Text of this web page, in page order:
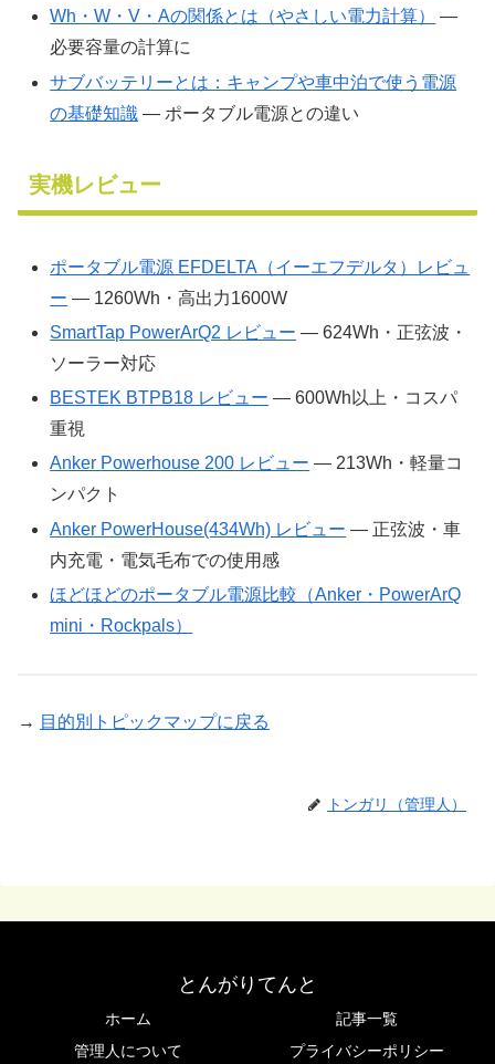
Wh・W・V・Aの関係とは（やさしい電力計算）
―
必要容量の計算に
サブバッテリーとは：キャンプや車中泊で使う電源
の基礎知識 ― ポータブル電源との違い
実機レビュー
ポータブル電源 EFDELTA（イーエフデルタ）レビュ
ー ― 1260Wh・高出力1600W
SmartTap PowerArQ2 レビュー ― 624Wh・正弦波・
ソーラー対応
BESTEK BTPB18 レビュー ― 600Wh以上・コスパ
重視
Anker Powerhouse 200 レビュー ― 213Wh・軽量コ
ンパクト
Anker PowerHouse(434Wh) レビュー ― 正弦波・車
内充電・電気毛布での使用感
ほどほどのポータブル電源比較（Anker・PowerArQ
mini・Rockpals）
→ 目的別トピックマップに戻る
トンガリ（管理人）
とんがりてんと
ホーム
記事一覧
管理人について
プライバシーポリシー